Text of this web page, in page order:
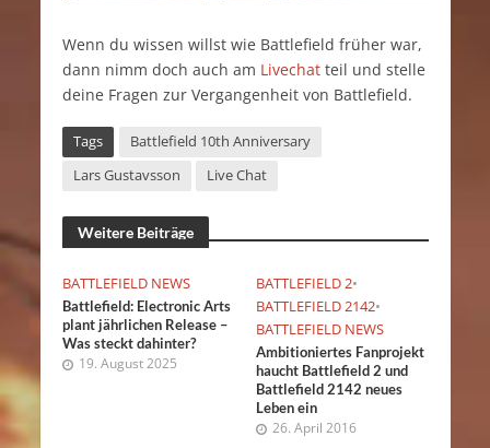
Wenn du wissen willst wie Battlefield früher war,
dann nimm doch auch am Livechatteil und stelle
deine Fragen zur Vergangenheit von Battlefield.
Tags
Battlefield 10th Anniversary
Lars Gustavsson
Live Chat
Weitere Beiträge
BATTLEFIELD NEWS
Battlefield: Electronic Arts
plant jährlichen Release –
Was steckt dahinter?
19. August 2025
BATTLEFIELD 2•
BATTLEFIELD 2142•
BATTLEFIELD NEWS
Ambitioniertes Fanprojekt
haucht Battlefield 2 und
Battlefield 2142 neues
Leben ein
26. April 2016